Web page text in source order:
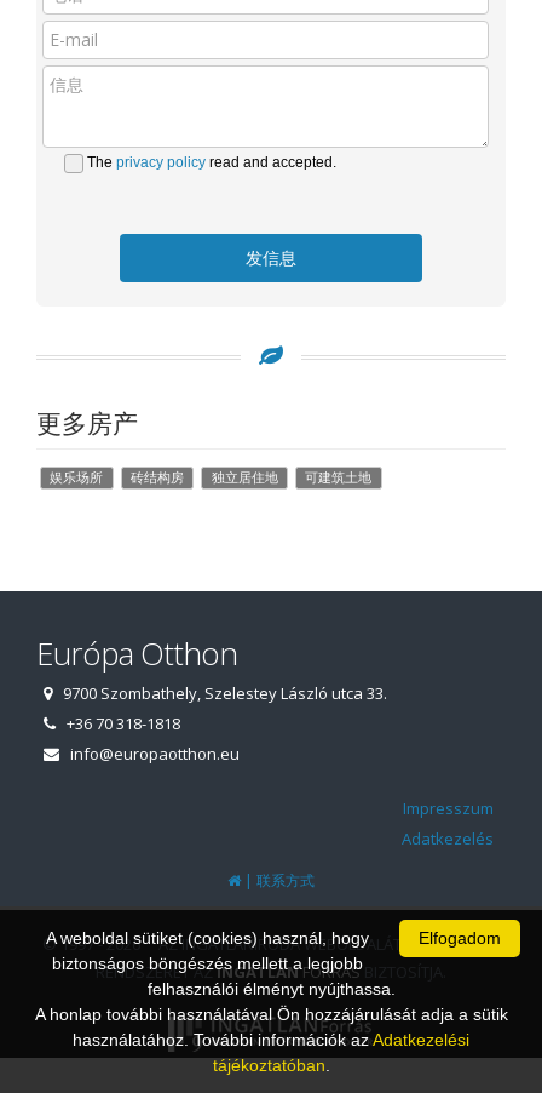
The privacy policy read and accepted.
发信息
更多房产
娱乐场所 砖结构房 独立居住地 可建筑土地
Európa Otthon
9700 Szombathely, Szelestey László utca 33.
+36 70 318-1818
info@europaotthon.eu
Impresszum
Adatkezelés
| 联系方式
© 1997 - 2026 AZ INGATLANIRODA WEBOLDALÁT ÉS ÜGYVITELI
RENDSZERÉT AZINGATLANFORRÁSBIZTOSÍTJA.
Elfogadom
A weboldal sütiket (cookies) használ, hogy
biztonságos böngészés mellett a legjobb
felhasználói élményt nyújthassa.
A honlap további használatával Ön hozzájárulását adja a sütik
használatához. További információk azAdatkezelési
tájékoztatóban